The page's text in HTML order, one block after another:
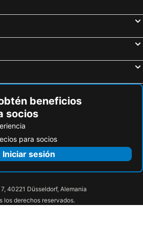
Estación
Hotel Bella Casona
Vulcano Green
Los Alamos Riobamba
Hotel Riobamba Inn
beneficios
socios
para socios
Iniciar sesión
40221 Düsseldorf, Alemania
los derechos reservados.